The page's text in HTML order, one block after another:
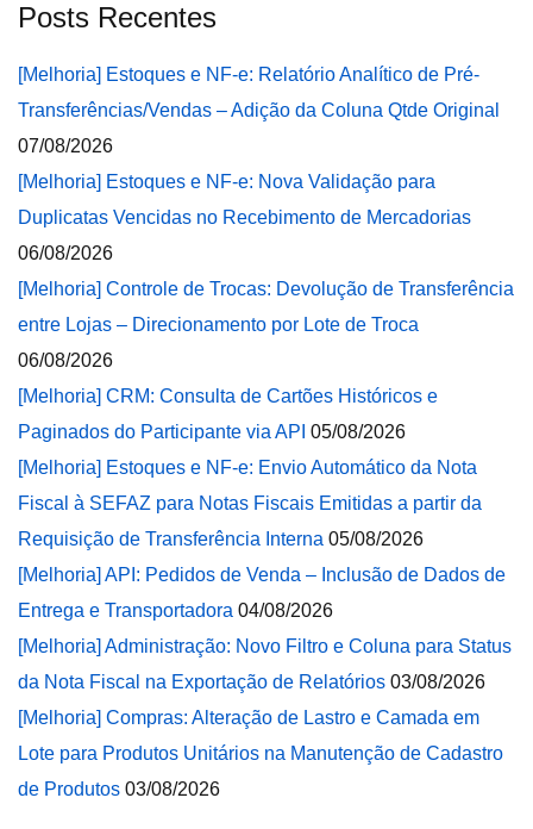
Posts Recentes
[Melhoria] Estoques e NF-e: Relatório Analítico de Pré-
Transferências/Vendas – Adição da Coluna Qtde Original
07/08/2026
[Melhoria] Estoques e NF-e: Nova Validação para
Duplicatas Vencidas no Recebimento de Mercadorias
06/08/2026
[Melhoria] Controle de Trocas: Devolução de Transferência
entre Lojas – Direcionamento por Lote de Troca
06/08/2026
[Melhoria] CRM: Consulta de Cartões Históricos e
Paginados do Participante via API 05/08/2026
[Melhoria] Estoques e NF-e: Envio Automático da Nota
Fiscal à SEFAZ para Notas Fiscais Emitidas a partir da
Requisição de Transferência Interna 05/08/2026
[Melhoria] API: Pedidos de Venda – Inclusão de Dados de
Entrega e Transportadora 04/08/2026
[Melhoria] Administração: Novo Filtro e Coluna para Status
da Nota Fiscal na Exportação de Relatórios 03/08/2026
[Melhoria] Compras: Alteração de Lastro e Camada em
Lote para Produtos Unitários na Manutenção de Cadastro
de Produtos 03/08/2026